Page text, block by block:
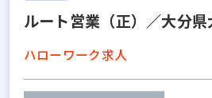
ルート営業（正）／大分
ハローワーク求人